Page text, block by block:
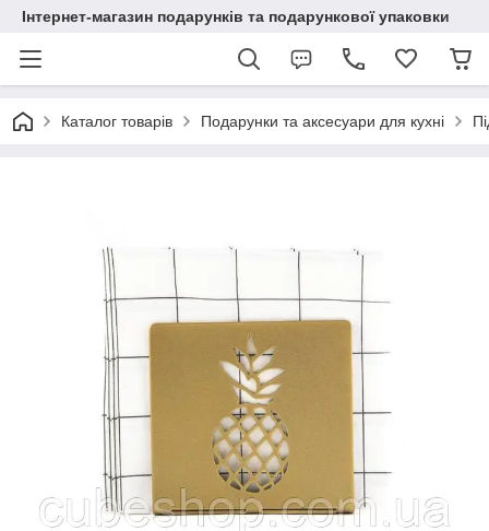
Інтернет-магазин подарунків та подарункової упаковки
Каталог товарів Подарунки та аксесуари для кухні